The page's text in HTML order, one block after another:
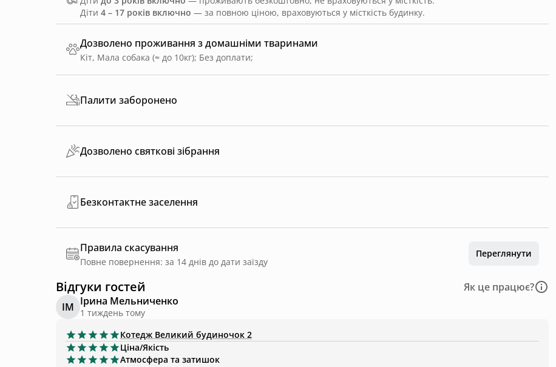
Дозволено проживання з домашніми тваринами
Кіт, Мала собака (≈ до 10кг); Без доплати;
Діти 4 – 17 років включно — за повною ціною, враховуються у місткість будинку.
Палити заборонено
Дозволено святкові зібрання
Безконтактне заселення
Правила скасування
Повне повернення: за 14 днів до дати заїзду
Переглянути
Відгуки гостей
Як це працює?
ІМ Ірина Мельниченко
1 тиждень тому
Котедж Великий будиночок 2
Ціна/Якість
Атмосфера та затишок